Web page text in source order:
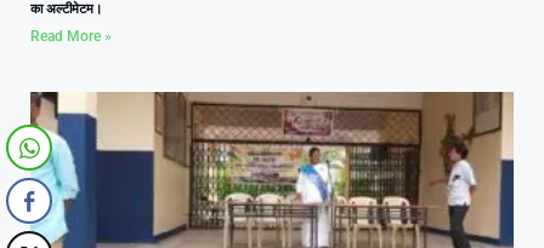
का अल्टीमेटम।
Read More »